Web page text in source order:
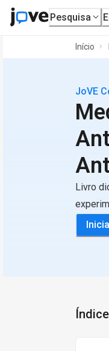
Pesquisa
Início
JoVE
Livro
Índice